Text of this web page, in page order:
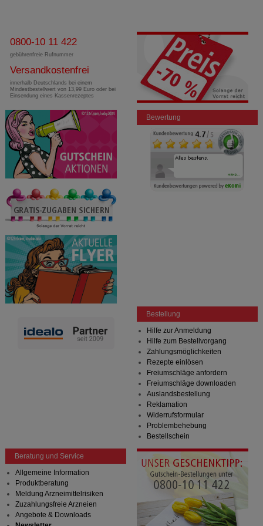
0800-10 11 422
gebührenfreie Rufnummer
Versandkostenfrei
innerhalb Deutschlands bei einem
Mindestbestellwert von 13,99 Euro oder bei
Einsendung eines Kassenrezeptes
Bewertung
Bestellung
Hilfe zur Anmeldung
Hilfe zum Bestellvorgang
Zahlungsmöglichkeiten
Rezepte einlösen
Freiumschläge anfordern
Freiumschläge downloaden
Auslandsbestellung
Reklamation
Widerrufsformular
Problembehebung
Bestellschein
Beratung und Service
Allgemeine Information
Produktberatung
Meldung Arzneimittelrisiken
Zuzahlungsfreie Arzneien
Angebote & Downloads